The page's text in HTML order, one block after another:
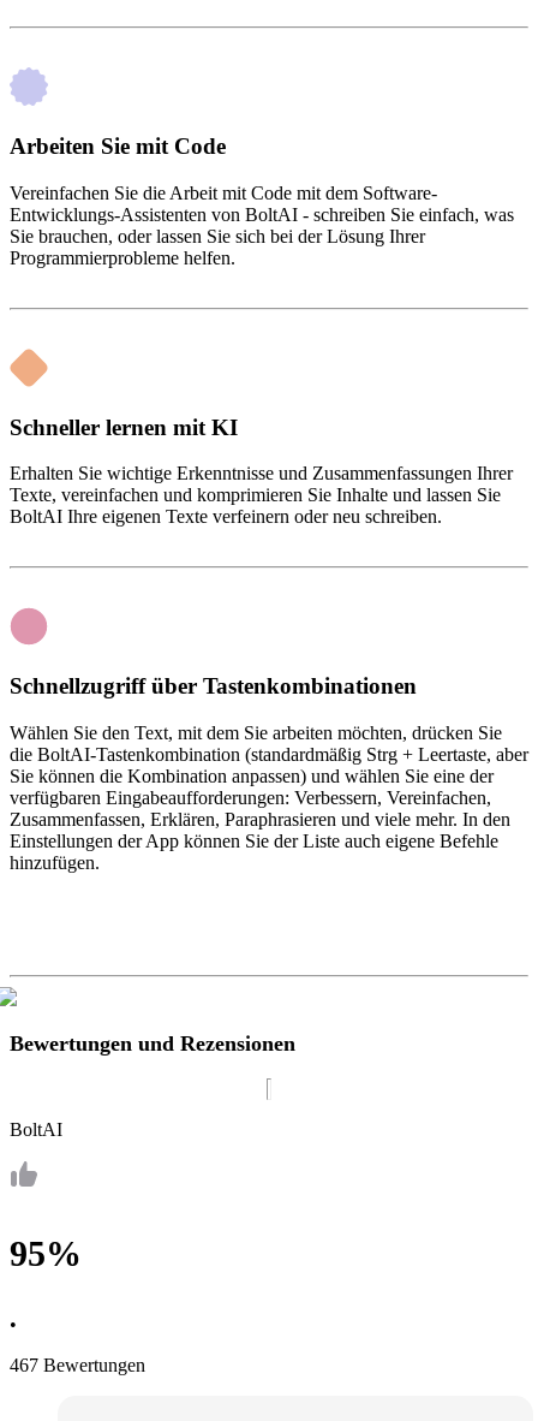
Arbeiten Sie mit Code
Vereinfachen Sie die Arbeit mit Code mit dem Software-
Entwicklungs-Assistenten von BoltAI - schreiben Sie einfach, was
Sie brauchen, oder lassen Sie sich bei der Lösung Ihrer
Programmierprobleme helfen.
Schneller lernen mit KI
Erhalten Sie wichtige Erkenntnisse und Zusammenfassungen Ihrer
Texte, vereinfachen und komprimieren Sie Inhalte und lassen Sie
BoltAI Ihre eigenen Texte verfeinern oder neu schreiben.
Schnellzugriff über Tastenkombinationen
Wählen Sie den Text, mit dem Sie arbeiten möchten, drücken Sie
die BoltAI-Tastenkombination (standardmäßig Strg + Leertaste, aber
Sie können die Kombination anpassen) und wählen Sie eine der
verfügbaren Eingabeaufforderungen: Verbessern, Vereinfachen,
Zusammenfassen, Erklären, Paraphrasieren und viele mehr. In den
Einstellungen der App können Sie der Liste auch eigene Befehle
hinzufügen.
Bewertungen und Rezensionen
BoltAI
95%
•
467 Bewertungen